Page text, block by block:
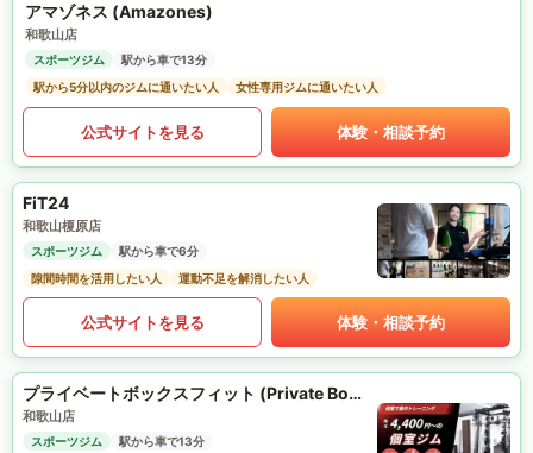
アマゾネス (Amazones)
和歌山店
スポーツジム
駅から車で13分
駅から5分以内のジムに通いたい人
女性専用ジムに通いたい人
公式サイトを見る 体験・相談予約
FiT24
和歌山榎原店
スポーツジム
駅から車で6分
隙間時間を活用したい人
運動不足を解消したい人
公式サイトを見る 体験・相談予約
プライベートボックスフィット (Private Box Fit)
和歌山店
スポーツジム
駅から車で13分